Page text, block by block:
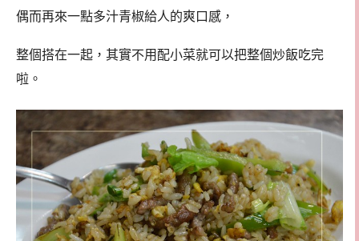
偶而再來一點多汁青椒給人的爽口感，
整個搭在一起，其實不用配小菜就可以把整個炒飯吃完
啦。